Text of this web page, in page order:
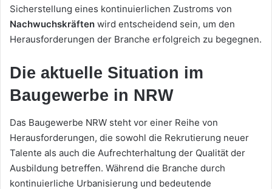
Sicherstellung eines kontinuierlichen Zustroms von
Nachwuchskräften wird entscheidend sein, um den
Herausforderungen der Branche erfolgreich zu begegnen.
Die aktuelle Situation im
Baugewerbe in NRW
Das Baugewerbe NRW steht vor einer Reihe von
Herausforderungen, die sowohl die Rekrutierung neuer
Talente als auch die Aufrechterhaltung der Qualität der
Ausbildung betreffen. Während die Branche durch
kontinuierliche Urbanisierung und bedeutende